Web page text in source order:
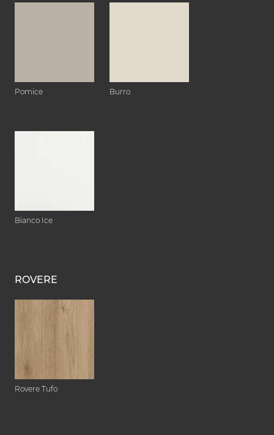
Pomice Burro
Bianco Ice
ROVERE
Rovere Tufo